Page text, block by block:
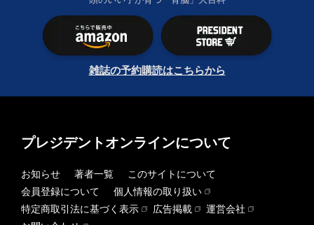
雑誌の予約購読はこちらから
プレジデントオンラインについて
お知らせ 著者一覧
このサイトについて
会員登録について
個人情報の取り扱い
特定商取引法に基づく表示
広告掲載
運営会社